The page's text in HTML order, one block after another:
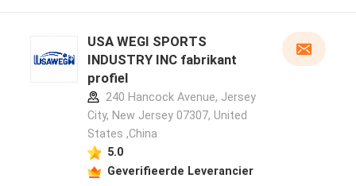
USA WEGI SPORTS
INDUSTRY INC fabrikant
profiel
240 Hancock Avenue, Jersey
City, New Jersey 07307, United
States ,China
5.0
Geverifieerde Leverancier